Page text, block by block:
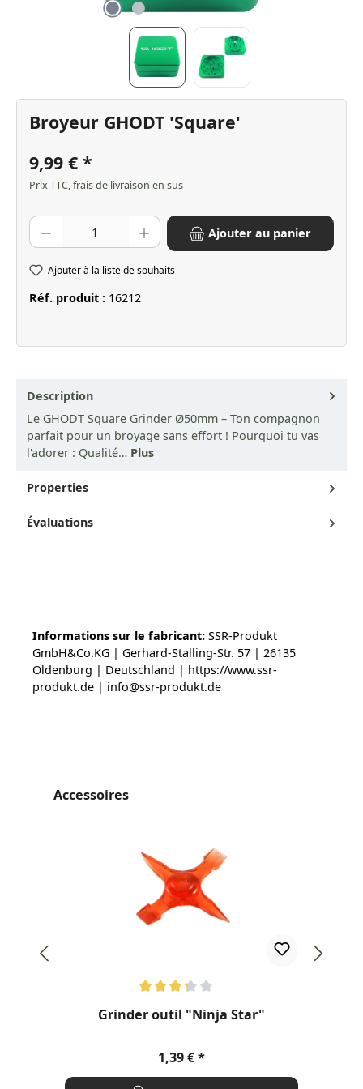
Broyeur GHODT 'Square'
9,99 €
Prix TTC, frais de livraison en sus
Quantité de produit : Entrez la quantité souhaitée ou utilisez les
Ajouter au panier
Ajouter à la liste de souhaits
Réf. produit : 16212
Description
Le GHODT Square Grinder Ø50mm – Ton compagnon
parfait pour un broyage sans effort ! Pourquoi tu vas
l'adorer : Qualité… Plus
Properties
Évaluations
Informations sur le fabricant: SSR-Produkt
GmbH&Co.KG | Gerhard-Stalling-Str. 57 | 26135
Oldenburg | Deutschland | https://www.ssr-
produkt.de | info@ssr-produkt.de
Ignorer la galerie de produits
Accessoires
Grinder outil "Ninja Star"
Prix régulier :
1,39 €